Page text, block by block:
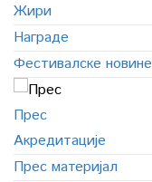
Жири
Награде
Фестивалске новине
Прес
Акредитације
Прес материјал